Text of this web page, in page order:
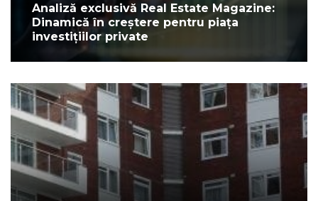
Analiză exclusivă Real Estate Magazine:
Dinamică în creștere pentru piața
investițiilor private